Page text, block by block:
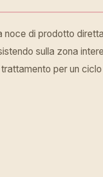
di prodotto
sulla zona
per un